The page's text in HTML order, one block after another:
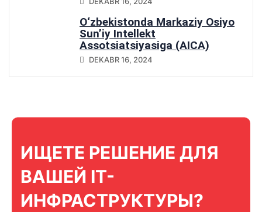
O‘zbekistonda Markaziy Osiyo
Sun’iy Intellekt
Assotsiatsiyasiga (AICA)
qo‘shilish
DEKABR 16, 2024
ИЩЕТЕ РЕШЕНИЕ ДЛЯ
ВАШЕЙ IT-
ИНФРАСТРУКТУРЫ?